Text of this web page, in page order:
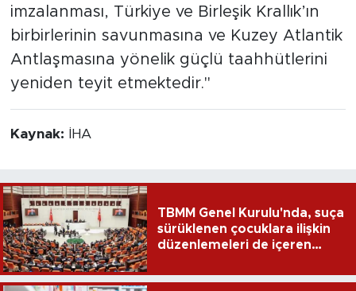
imzalanması, Türkiye ve Birleşik Krallık’ın
birbirlerinin savunmasına ve Kuzey Atlantik
Antlaşmasına yönelik güçlü taahhütlerini
yeniden teyit etmektedir."
Kaynak: İHA
TBMM Genel Kurulu'nda, suça
sürüklenen çocuklara ilişkin
düzenlemeleri de içeren
edildi